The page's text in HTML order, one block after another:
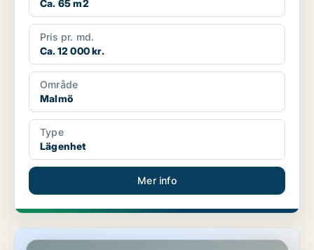
Ca. 65 m2
Pris pr. md.
Ca. 12 000 kr.
Område
Malmö
Type
Lägenhet
Mer info
Lägenhet i Sofielund